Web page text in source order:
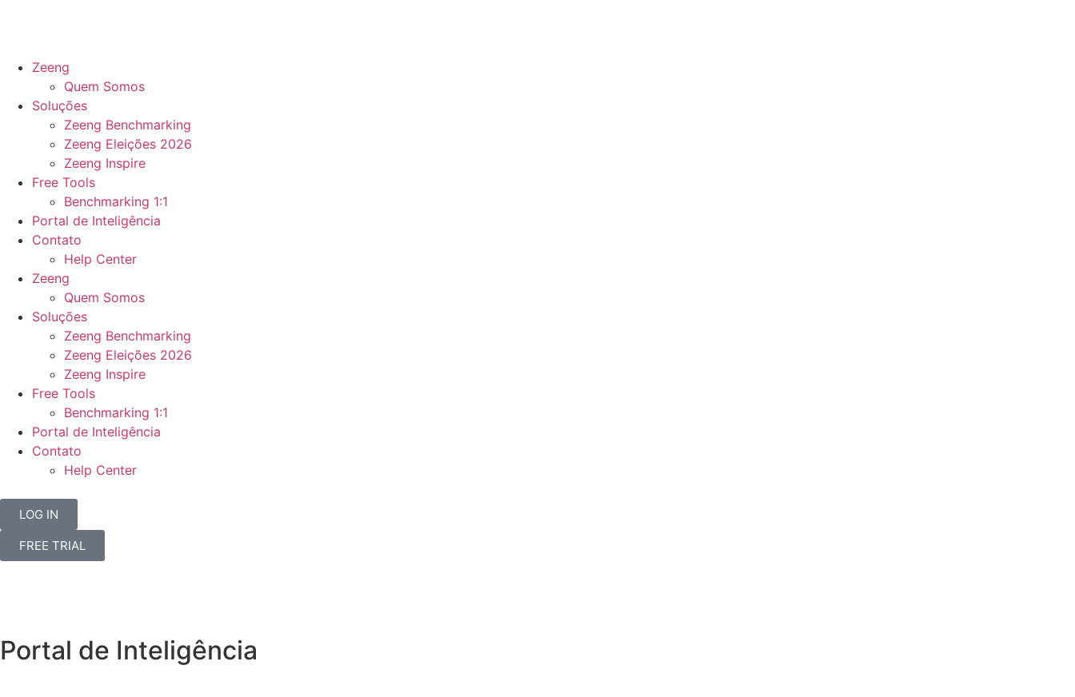
Zeeng
Quem Somos
Soluções
Zeeng Benchmarking
Zeeng Eleições 2026
Zeeng Inspire
Free Tools
Benchmarking 1:1
Portal de Inteligência
Contato
Help Center
Zeeng
Quem Somos
Soluções
Zeeng Benchmarking
Zeeng Eleições 2026
Zeeng Inspire
Free Tools
Benchmarking 1:1
Portal de Inteligência
Contato
Help Center
LOG IN
FREE TRIAL
Portal de Inteligência